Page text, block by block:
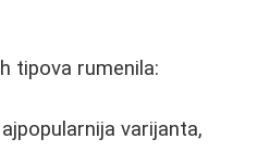
tipova rumenila:
varijanta,